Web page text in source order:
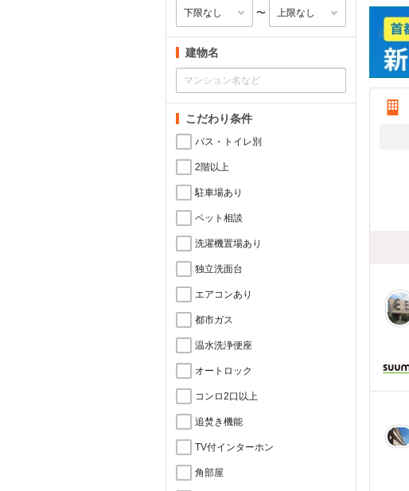
〜
建物名
こだわり条件
バス・トイレ別
2階以上
駐車場あり
ペット相談
洗濯機置場あり
独立洗面台
エアコンあり
都市ガス
温水洗浄便座
オートロック
コンロ2口以上
追焚き機能
TV付インターホン
角部屋